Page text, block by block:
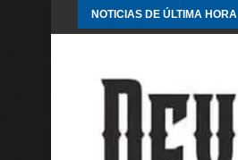
NOTICIAS DE ÚLTIMA HORA